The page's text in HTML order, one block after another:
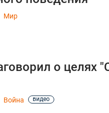
Мир
о
Война видео